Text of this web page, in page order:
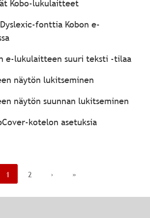
Kobo-lukulaitteet
fonttia Kobon e-
e-lukulaitteen suuri teksti -tilaa
näytön lukitseminen
näytön suunnan lukitseminen
kotelon asetuksia
1 2 › »